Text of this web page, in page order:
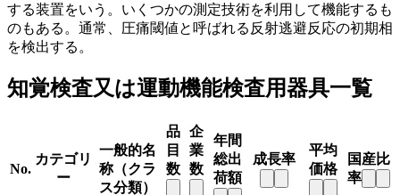
する装置をいう。いくつかの測定技術を利用して機能するも
のもある。通常、圧痛閾値と呼ばれる反射逃避反応の初期相
を検出する。
知覚検査又は運動機能検査用器具一覧
No.
カテゴリ
ー
一般的名
称（クラ
ス分類）
品
目
数
企
業
数
年間
総出
荷額
成長率
平均
価格
国産比
率